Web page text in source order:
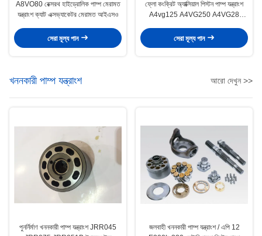
A8VO80 রেক্সরথ হাইড্রোলিক পাম্প মেরামত
যন্ত্রাংশ ক্যাট এক্সভ্যাকেটর মেরামত আইএসও
সেরা মূল্য পান
ফ্লো কংক্রিট অ্যাক্সিয়াল পিস্টন পাম্প যন্ত্রাংশ
A4vg125 A4VG250 A4VG28
সেরা মূল্য পান
খননকারী পাম্প যন্ত্রাংশ আরো দেখুন >>
পুনর্নির্মাণ খননকারী পাম্প যন্ত্রাংশ JRR045
জলবাহী খননকারী পাম্প যন্ত্রাংশ / এপি 12